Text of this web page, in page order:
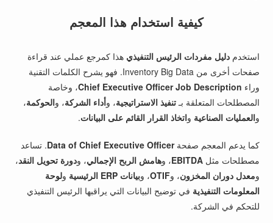
كيفية استخدام هذا المعجم
استخدمدليل مفردات الرئيس التنفيذي هذا كمرجع عملي عند قراءة
صفحات أخرى من Inventory Big Data. فهو يشرح الكلمات التقنية
وراء Chief Executive Officer Job Description، وخاصة
المصطلحات المتعلقة بـتنفيذ الاستراتيجية، وأداء الشركة، والحوكمة،
والعمليات الصناعية واتخاذ القرار القائم على البيانات.
كما يدعم المعجم صفحةData of Chief Executive Officer. تساعد
مصطلحات مثلEBITDA، وهامش الربح الإجمالي، ودورة تحويل النقد،
ومعدل دوران المخزون، وOTIF، وبيانات ERP الرئيسية ولوحة
المعلومات التنفيذية في توضيح البيانات التي يراقبها الرئيس التنفيذي
للتحكم في الشركة.